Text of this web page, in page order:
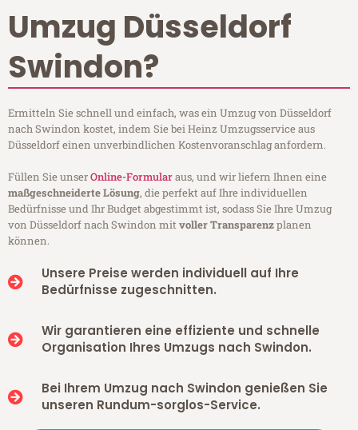
Umzug Düsseldorf
Swindon?
Ermitteln Sie schnell und einfach, was ein Umzug von Düsseldorf
nach Swindon kostet, indem Sie bei Heinz Umzugsservice aus
Düsseldorf einen unverbindlichen Kostenvoranschlag anfordern.
Füllen Sie unserOnline-Formularaus, und wir liefern Ihnen eine
maßgeschneiderte Lösung, die perfekt auf Ihre individuellen
Bedürfnisse und Ihr Budget abgestimmt ist, sodass Sie Ihre Umzug
von Düsseldorf nach Swindon mitvoller Transparenzplanen
können.
Unsere Preise werden individuell auf Ihre
Bedürfnisse zugeschnitten.
Wir garantieren eine effiziente und schnelle
Organisation Ihres Umzugs nach Swindon.
Bei Ihrem Umzug nach Swindon genießen Sie
unseren Rundum-sorglos-Service.